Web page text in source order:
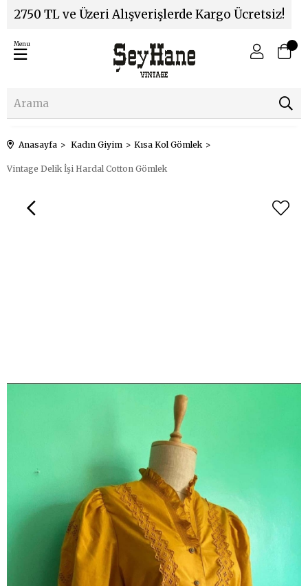
2750 TL ve Üzeri Alışverişlerde Kargo Ücretsiz!
Menu
Anasayfa Kadın Giyim Kısa Kol Gömlek
Vintage Delik İşi Hardal Cotton Gömlek